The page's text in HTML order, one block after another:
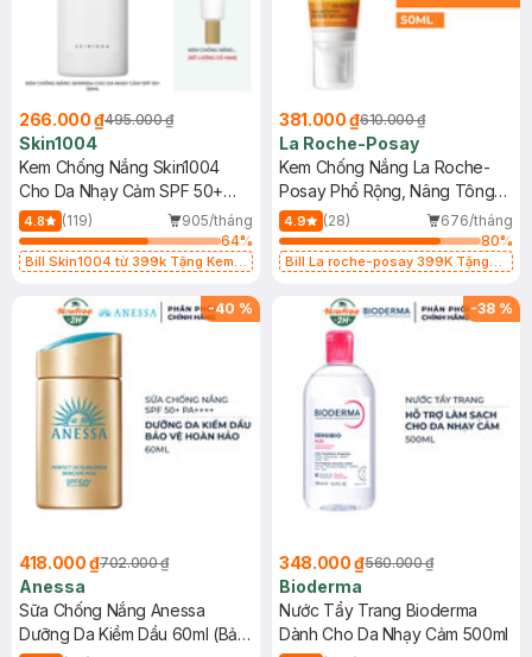
266.000 ₫495.000 ₫
Skin1004
Kem Chống Nắng Skin1004
Cho Da Nhạy Cảm SPF 50+
50ml
4.8 (119)
905/tháng
64%
Bill Skin1004 từ 399k Tặng Kem
SPF 50+ 20ml (SL Có Hạn)
381.000 ₫610.000 ₫
La Roche-Posay
Kem Chống Nắng La Roche-
Posay Phổ Rộng, Nâng Tông
Kiềm Dầu 50ml
4.9 (28)
676/tháng
80%
Bill La roche-posay 399K Tặng
(SL có hạn)
-40 %
418.000 ₫702.000 ₫
Anessa
Sữa Chống Nắng Anessa
Dưỡng Da Kiềm Dầu 60ml (Bản
-38 %
348.000 ₫560.000 ₫
Bioderma
Nước Tẩy Trang Bioderma
Dành Cho Da Nhạy Cảm 500ml